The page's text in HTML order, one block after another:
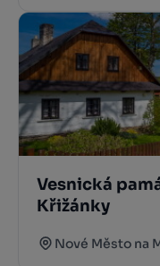
Vesnická
Křižánky
Nové Město na